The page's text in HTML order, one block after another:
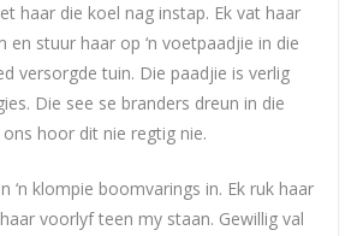
haar die koel nag instap. Ek vat haar
en stuur haar op ‘n voetpaadjie in die
versorgde tuin. Die paadjie is verlig
Die see se branders dreun in die
hoor dit nie regtig nie.
‘n klompie boomvarings in. Ek ruk haar
voorlyf teen my staan. Gewillig val